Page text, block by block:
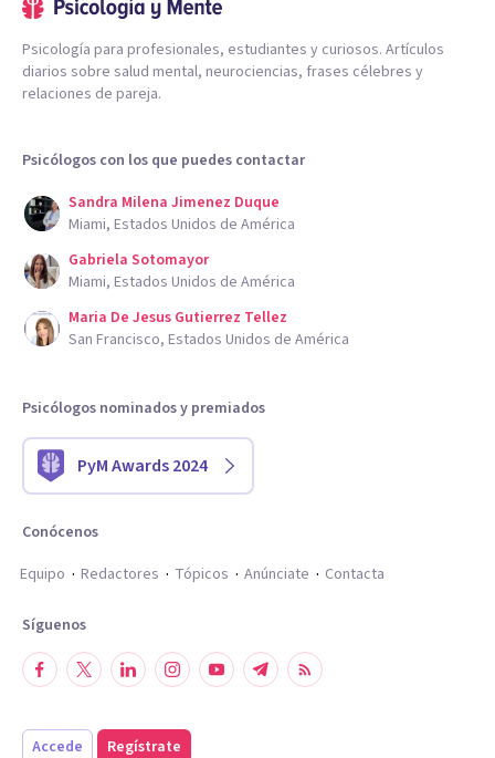
Psicología para profesionales, estudiantes y curiosos. Artículos
diarios sobre salud mental, neurociencias, frases célebres y
relaciones de pareja.
Psicólogos con los que puedes contactar
Sandra Milena Jimenez Duque
Miami, Estados Unidos de América
Gabriela Sotomayor
Miami, Estados Unidos de América
Maria De Jesus Gutierrez Tellez
San Francisco, Estados Unidos de América
Psicólogos nominados y premiados
PyM Awards 2024
Conócenos
Equipo
Redactores Tópicos Anúnciate Contacta
Síguenos
Accede Regístrate